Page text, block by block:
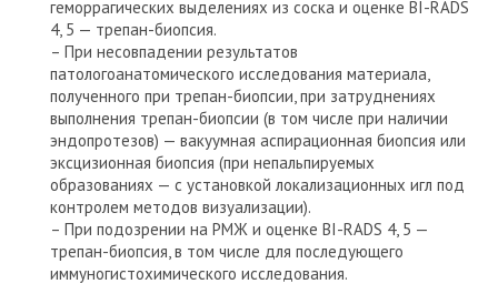
геморрагических выделениях из соска и оценке BI-RADS
4, 5 — трепан-биопсия.
– При несовпадении результатов
патологоанатомического исследования материала,
полученного при трепан-биопсии, при затруднениях
выполнения трепан-биопсии (в том числе при наличии
эндопротезов) — вакуумная аспирационная биопсия или
эксцизионная биопсия (при непальпируемых
образованиях — с установкой локализационных игл под
контролем методов визуализации).
– При подозрении на РМЖ и оценке BI-RADS 4, 5 —
трепан-биопсия, в том числе для последующего
иммуногистохимического исследования.